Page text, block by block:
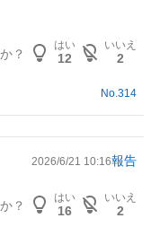
？
はい
12
いいえ
2
No. 314
2026/6/21 10:16報告
？
はい
16
いいえ
2